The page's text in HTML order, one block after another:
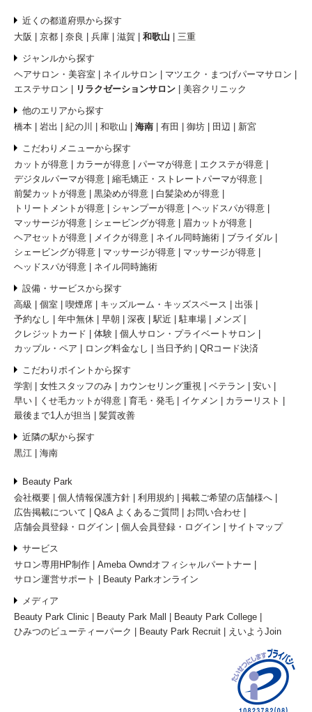
近くの都道府県から探す
大阪
京都 奈良 兵庫 滋賀 和歌山 三重
ジャンルから探す
ヘアサロン・美容室
ネイルサロン
マツエク・まつげパーマサロン
エステサロン
リラクゼーションサロン 美容クリニック
他のエリアから探す
橋本
岩出 紀の川 和歌山 海南 有田 御坊 田辺 新宮
こだわりメニューから探す
カットが得意
カラーが得意 パーマが得意
エクステが得意
デジタルパーマが得意
縮毛矯正・ストレートパーマが得意
前髪カットが得意
黒染めが得意
白髪染めが得意
トリートメントが得意
シャンプーが得意
ヘッドスパが得意
マッサージが得意
シェービングが得意
眉カットが得意
ヘアセットが得意
メイクが得意 ネイル同時施術
ブライダル
シェービングが得意
マッサージが得意
マッサージが得意
ヘッドスパが得意
ネイル同時施術
設備・サービスから探す
高級
個室 喫煙席 キッズルーム・キッズスペース
出張
予約なし
年中無休 早朝 深夜 駅近 駐車場
メンズ
クレジットカード
体験
個人サロン・プライベートサロン
カップル・ペア
ロング料金なし 当日予約 QRコード決済
こだわりポイントから探す
学割
女性スタッフのみ カウンセリング重視 ベテラン
安い
早い
くせ毛カットが得意 育毛・発毛 イケメン
カラーリスト
最後まで1人が担当
髪質改善
近隣の駅から探す
黒江
海南
Beauty Park
会社概要
個人情報保護方針 利用規約
掲載ご希望の店舗様へ
広告掲載について
Q&A よくあるご質問
お問い合わせ
店舗会員登録・ログイン
個人会員登録・ログイン サイトマップ
サービス
サロン専用HP制作
Ameba Owndオフィシャルパートナー
サロン運営サポート
Beauty Parkオンライン
メディア
Beauty Park Clinic
Beauty Park Mall
Beauty Park College
ひみつのビューティーパーク
Beauty Park Recruit えいようJoin